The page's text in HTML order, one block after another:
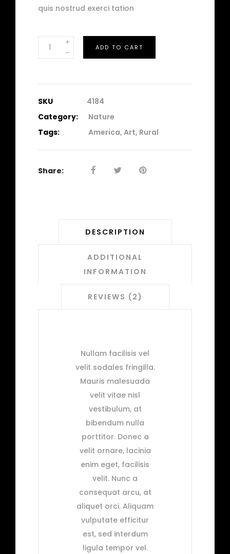
quis nostrud exerci tation
Light
quantity
ADD TO CART
SKU
4184
Category:
Nature
Tags:
America, Art, Rural
Share:
DESCRIPTION
ADDITIONAL
INFORMATION
REVIEWS (2)
Nullam facilisis vel
velit sodales fringilla.
Mauris malesuada
velit vitae nisl
vestibulum, at
bibendum nulla
porttitor. Donec a
velit ornare, lacinia
enim eget, facilisis
velit. Nunc a
consequat arcu, at
aliquet orci. Aliquam
vulputate efficitur
est, sed interdum
ligula tempor vel.